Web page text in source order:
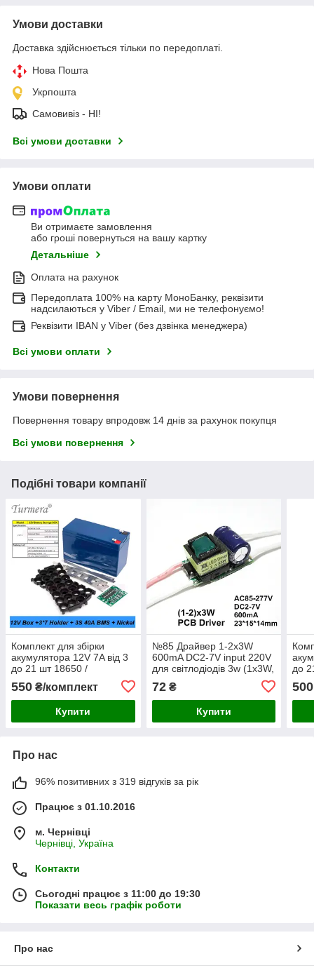
Умови доставки
Доставка здійснюється тільки по передоплаті.
Нова Пошта
Укрпошта
Самовивіз - НІ!
Всі умови доставки
Умови оплати
Ви отримаєте замовлення
або гроші повернуться на вашу картку
Детальніше
Оплата на рахунок
Передоплата 100% на карту МоноБанку, реквізити
надсилаються у Viber / Email, ми не телефонуємо!
Реквізити IBAN у Viber (без дзвінка менеджера)
Всі умови оплати
Умови повернення
Повернення товару впродовж 14 днів за рахунок покупця
Всі умови повернення
Подібні товари компанії
Комплект для збірки
акумулятора 12V 7A від 3
до 21 шт 18650 /
Turmera 12 В 3X7 18650
550 ₴/комплект
Купити
№85 Драйвер 1-2х3W
600mA DC2-7V input 220V
для світлодіодів 3w (1x3W,
72₴
Купити
до
500
Про нас
96% позитивних з 319 відгуків за рік
Працює з 01.10.2016
м. Чернівці
Чернівці, Україна
Контакти
Сьогодні працює з 11:00 до 19:30
Показати весь графік роботи
Про нас